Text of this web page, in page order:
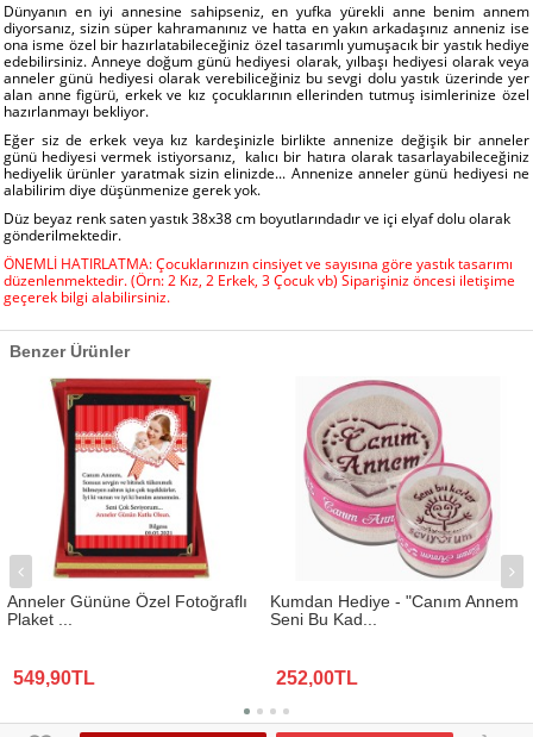
Dünyanın en iyi annesine sahipseniz, en yufka yürekli anne benim annem
diyorsanız, sizin süper kahramanınız ve hatta en yakın arkadaşınız anneniz ise
ona isme özel bir hazırlatabileceğiniz özel tasarımlı yumuşacık bir yastık hediye
edebilirsiniz. Anneye doğum günü hediyesi olarak, yılbaşı hediyesi olarak veya
anneler günü hediyesi olarak verebiliceğiniz bu sevgi dolu yastık üzerinde yer
alan anne figürü, erkek ve kız çocuklarının ellerinden tutmuş isimlerinize özel
hazırlanmayı bekliyor.
Eğer siz de erkek veya kız kardeşinizle birlikte annenize değişik bir anneler
günü hediyesi vermek istiyorsanız, kalıcı bir hatıra olarak tasarlayabileceğiniz
hediyelik ürünler yaratmak sizin elinizde... Annenize anneler günü hediyesi ne
alabilirim diye düşünmenize gerek yok.
Düz beyaz renk saten yastık 38x38 cm boyutlarındadır ve içi elyaf dolu olarak
gönderilmektedir.
ÖNEMLİ HATIRLATMA: Çocuklarınızın cinsiyet ve sayısına göre yastık tasarımı
düzenlenmektedir. (Örn: 2 Kız, 2 Erkek, 3 Çocuk vb) Siparişiniz öncesi iletişime
geçerek bilgi alabilirsiniz.
Benzer Ürünler
Anneler Gününe Özel Fotoğraflı
Plaket ...
549,90TL
Kumdan Hediye - "Canım Annem
Seni Bu Kad...
252,00TL